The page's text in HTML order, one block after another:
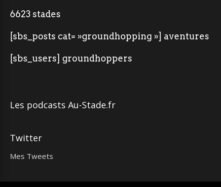
6623 stades
[sbs_posts cat= »groundhopping »] aventures
[sbs_users] groundhoppers
Les podcasts Au-Stade.fr
Twitter
Mes Tweets